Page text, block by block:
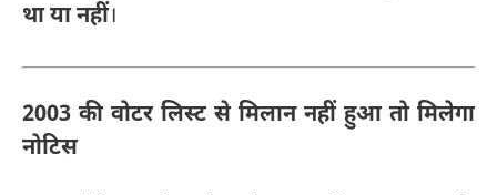
था या नहीं।
2003 की वोटर लिस्ट से मिलान नहीं हुआ तो मिलेगा
नोटिस